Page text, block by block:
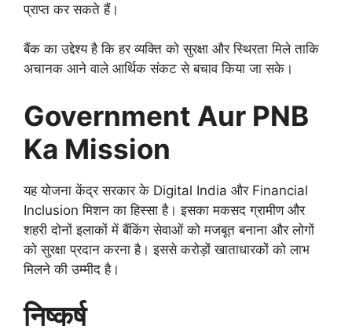
प्राप्त कर सकते हैं।
बैंक का उद्देश्य है कि हर व्यक्ति को सुरक्षा और स्थिरता मिले ताकि
अचानक आने वाले आर्थिक संकट से बचाव किया जा सके।
Government Aur PNB
Ka Mission
यह योजना केंद्र सरकार के Digital India और Financial
Inclusion मिशन का हिस्सा है। इसका मकसद ग्रामीण और
शहरी दोनों इलाकों में बैंकिंग सेवाओं को मजबूत बनाना और लोगों
को सुरक्षा प्रदान करना है। इससे करोड़ों खाताधारकों को लाभ
मिलने की उम्मीद है।
निष्कर्ष